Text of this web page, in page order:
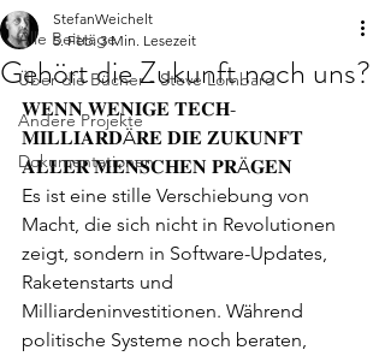
Alle Beiträge
Über die Bücher - Steve Lombard
Andere Projekte
Dokumentationen
Gehört die Zukunft noch uns?
StefanWeichelt
5. Feb. 3 Min. Lesezeit
𝐖𝐄𝐍𝐍 𝐖𝐄𝐍𝐈𝐆𝐄 𝐓𝐄𝐂𝐇-
𝐌𝐈𝐋𝐋𝐈𝐀𝐑𝐃Ä𝐑𝐄 𝐃𝐈𝐄 𝐙𝐔𝐊𝐔𝐍𝐅𝐓
𝐀𝐋𝐋𝐄𝐑 𝐌𝐄𝐍𝐒𝐂𝐇𝐄𝐍 𝐏𝐑Ä𝐆𝐄𝐍
Es ist eine stille Verschiebung von
Macht, die sich nicht in Revolutionen
zeigt, sondern in Software-Updates,
Raketenstarts und
Milliardeninvestitionen. Während
politische Systeme noch beraten,